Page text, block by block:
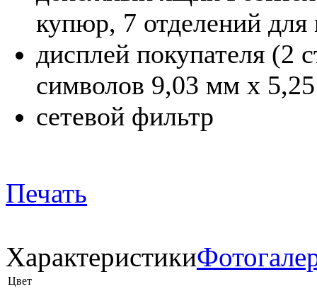
купюр, 7 отделений для
дисплей покупателя (2
символов 9,03 мм х
сетевой фильтр
Печать
Характеристики
Цвет